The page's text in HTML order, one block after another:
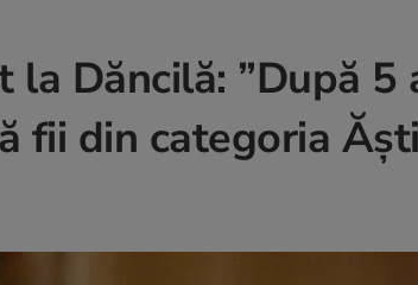
Dăncilă: ”După 5
fii din categoria